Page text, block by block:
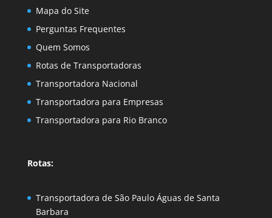
Mapa do Site
Perguntas Frequentes
Quem Somos
Rotas de Transportadoras
Transportadora Nacional
Transportadora para Empresas
Transportadora para Rio Branco
Rotas:
Transportadora de São Paulo Águas de Santa
Barbara